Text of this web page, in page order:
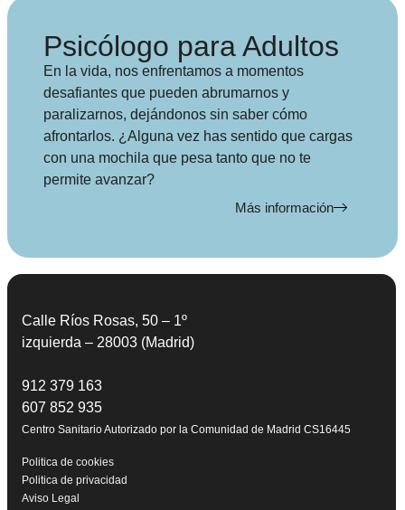
Psicólogo para Adultos
En la vida, nos enfrentamos a momentos
desafiantes que pueden abrumarnos y
paralizarnos, dejándonos sin saber cómo
afrontarlos. ¿Alguna vez has sentido que cargas
con una mochila que pesa tanto que no te
permite avanzar?
Más información
Calle Ríos Rosas, 50 – 1º
izquierda – 28003 (Madrid)
912 379 163
607 852 935
Centro Sanitario Autorizado por la Comunidad de Madrid CS16445
Politica de cookies
Politica de privacidad
Aviso Legal